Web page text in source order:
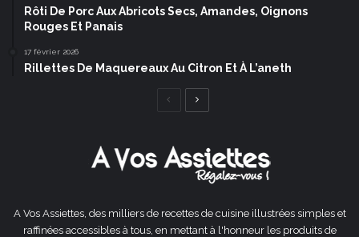
Rôti De Porc Aux Abricots Secs, Amandes, Oignons
Rouges Et Panais
17 février 2026
Rillettes De Maquereaux Au Citron Et À L’aneth
Page
A Vos Assiettes, des milliers de recettes de cuisine illustrées simples et
raffinées accessibles à tous, en mettant à l'honneur les produits de